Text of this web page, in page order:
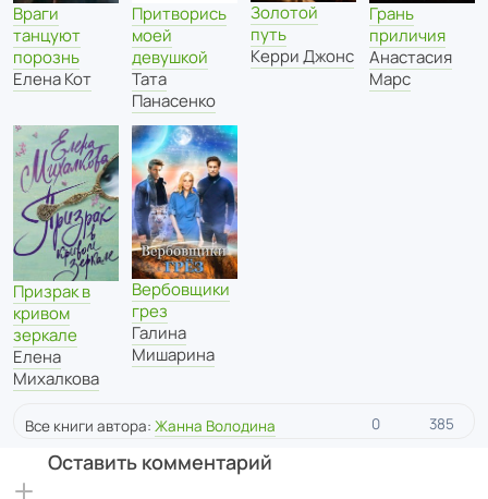
Враги
танцуют
порознь
Елена Кот
Притворись
моей
девушкой
Тата
Панасенко
Золотой
путь
Керри Джонс
Грань
приличия
Анастасия
Марс
Призрак в
кривом
зеркале
Елена
Михалкова
Вербовщики
грез
Галина
Мишарина
Все книги автора: Жанна Володина 0 385
Оставить комментарий